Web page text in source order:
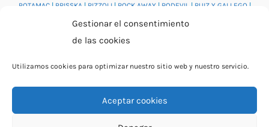
Gestionar el consentimiento
de las cookies
Utilizamos cookies para optimizar nuestro sitio web y nuestro servicio.
Aceptar cookies
POTAMAC| PRISSKA | RIZZOLI| ROCK AWAY| RODEVIL | RUIZ Y GALLEGO|
SALVI|SAM'S |VALENTINO BAGS|VIDORRETA
WONDERS|
© 2026 Catálogo online Puntera Zapatos · Calzado cómodo